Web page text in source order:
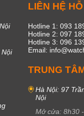
Nội
LIÊN HỆ
Hotline 1: 093
Hotline 2: 097
Hotline 3: 096
Email:
TRUNG
Hà Nội: 97
Nội
Mở cửa: 8h30 -